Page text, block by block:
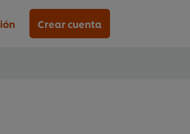
Crear cuenta